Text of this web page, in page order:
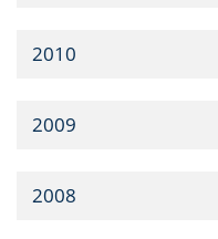
2010
2009
2008